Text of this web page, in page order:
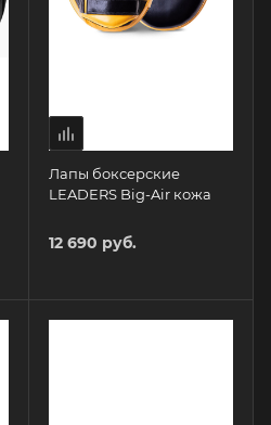
Лапы боксерские
LEADERS Big-Air кожа
12 690 руб.